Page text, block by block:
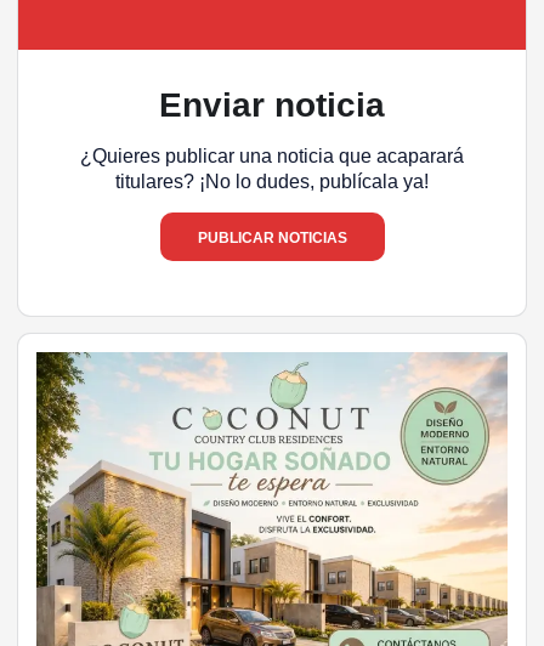
Enviar noticia
¿Quieres publicar una noticia que acaparará
titulares? ¡No lo dudes, publícala ya!
PUBLICAR NOTICIAS